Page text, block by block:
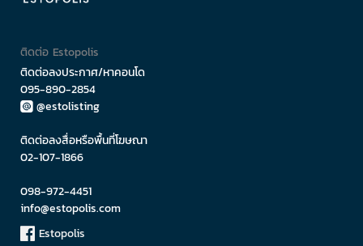
ติดต่อ Estopolis
ติดต่อลงประกาศ/หาคอนโด
095-890-2854
@estolisting
ติดต่อลงสื่อหรือพื้นที่โฆษณา
02-107-1866
098-972-4451
info@estopolis.com
Estopolis